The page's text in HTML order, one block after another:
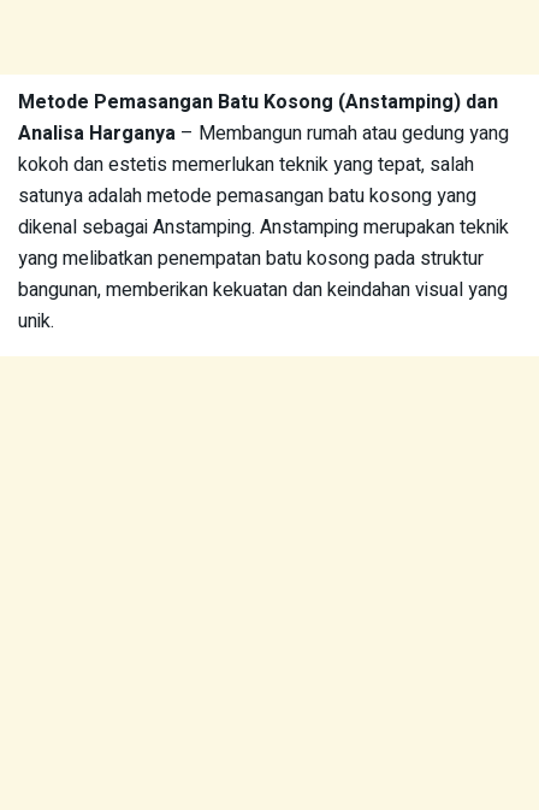
Metode Pemasangan Batu Kosong (Anstamping) dan
Analisa Harganya – Membangun rumah atau gedung yang
kokoh dan estetis memerlukan teknik yang tepat, salah
satunya adalah metode pemasangan batu kosong yang
dikenal sebagai Anstamping. Anstamping merupakan teknik
yang melibatkan penempatan batu kosong pada struktur
bangunan, memberikan kekuatan dan keindahan visual yang
unik.